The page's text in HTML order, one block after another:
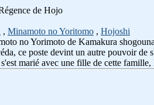
de Hojo
, Minamoto no Yoritomo , Hojoshi
no Yorimoto de Kamakura
ce poste devint un autre pouvoir
marié avec une fille de cette